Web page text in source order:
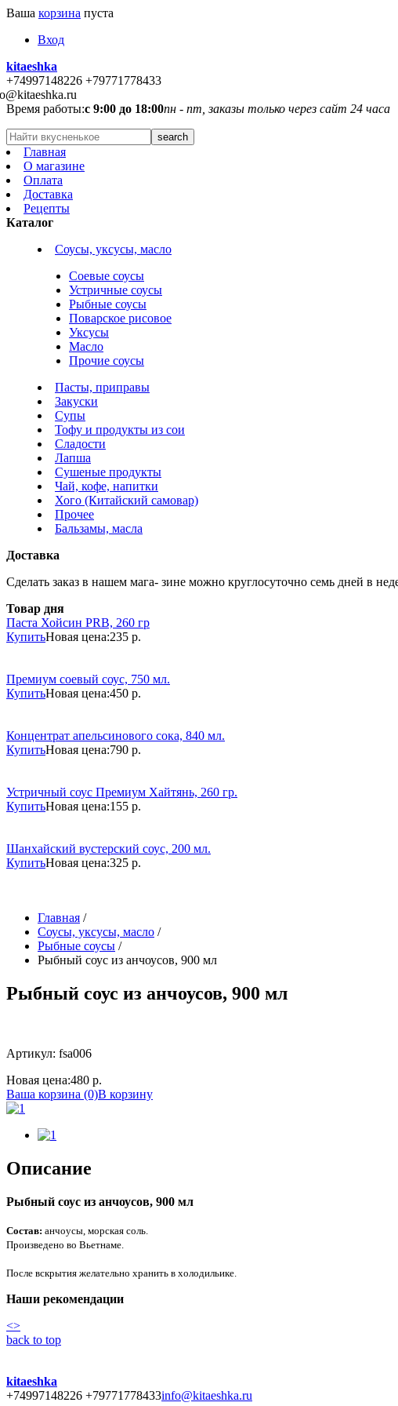
Ваша корзина пуста
Вход
kitaeshka
+74997148226 +79771778433
Время работы:с 9:00 до 18:00пн - пт, заказы только через сайт 24 часа
Главная
О магазине
Оплата
Доставка
Рецепты
Каталог
Соусы, уксусы, масло
Соевые соусы
Устричные соусы
Рыбные соусы
Поварское рисовое
Уксусы
Масло
Прочие соусы
Пасты, приправы
Закуски
Супы
Тофу и продукты из сои
Сладости
Лапша
Сушеные продукты
Чай, кофе, напитки
Хого (Китайский самовар)
Прочее
Бальзамы, масла
Доставка
Сделать заказ в нашем мага- зине можно круглосуточно семь дней в
Товар дня
Паста Хойсин PRB, 260 гр
КупитьНовая цена:235 р.
Премиум соевый соус, 750 мл.
КупитьНовая цена:450 р.
Концентрат апельсинового сока, 840 мл.
КупитьНовая цена:790 р.
Устричный соус Премиум Хайтянь, 260 гр.
КупитьНовая цена:155 р.
Шанхайский вустерский соус, 200 мл.
КупитьНовая цена:325 р.
Главная /
Соусы, уксусы, масло /
Рыбные соусы /
Рыбный соус из анчоусов, 900 мл
Рыбный соус из анчоусов, 900 мл
Артикул: fsa006
Новая цена:480 р.
Ваша корзина (0)В корзину
Описание
Рыбный соус из анчоусов, 900 мл
Состав: анчоусы, морская соль.
Произведено во Вьетнаме.
После вскрытия желательно хранить в холодильике.
Наши рекомендации
<>
back to top
kitaeshka
+74997148226 +79771778433info@kitaeshka.ru